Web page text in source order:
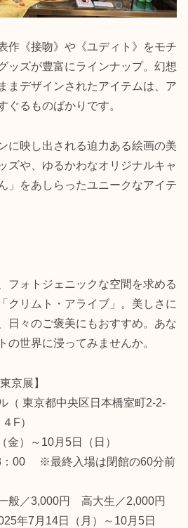
作《接吻》や《ユディト》をモチ
ッズが豊富にラインナップ。幻想
まデザインされたアイテムは、ア
ぐるものばかりです。
に映し出される迫力ある絵画の美
ズや、ゆるかわなオリジナルキャ
」をあしらったユニークなアイテ
フォトジェニックな空間を求める
クリムト・アライブ」。美しさに
日々のご褒美にもおすすめ。あな
の世界に浸ってみませんか。
京展】
（ 東京都中央区日本橋室町2-2-
F）
金）～10月5日（日）
：00 ※最終入場は閉館の60分前
般／3,000円 高大生／2,000円
年7月14日（月）～10月5日